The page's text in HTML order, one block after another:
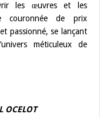
les œuvres et les
couronnée de prix
passionné, se lançant
méticuleux de
OCELOT